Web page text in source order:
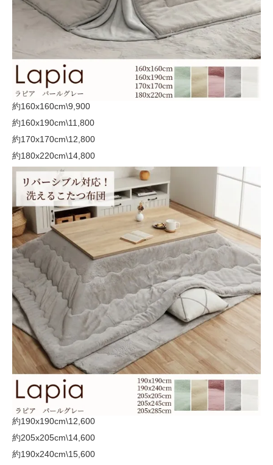
約160x160cm\9,900
約160x190cm\11,800
約170x170cm\12,800
約180x220cm\14,800
約190x190cm\12,600
約205x205cm\14,600
約190x240cm\15,600